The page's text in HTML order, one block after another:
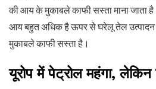
की आय के मुकाबले काफी सस्ता माना जाता
आय बहुत अधिक है ऊपर से घरेलू तेल उत्पादन
मुकाबले काफी सस्ता है।
यूरोप में पेट्रोल महंगा,